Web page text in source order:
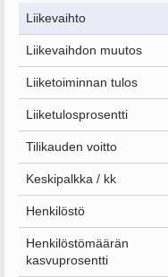
Liikevaihto
Liikevaihdon muutos
Liiketoiminnan tulos
Liiketulosprosentti
Tilikauden voitto
Keskipalkka / kk
Henkilöstö
Henkilöstömäärän
kasvuprosentti